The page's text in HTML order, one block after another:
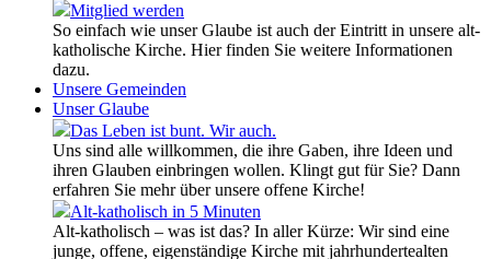
Mitglied werden
So einfach wie unser Glaube ist auch der Eintritt in unsere alt-
katholische Kirche. Hier finden Sie weitere Informationen
dazu.
Unsere Gemeinden
Unser Glaube
Das Leben ist bunt. Wir auch.
Uns sind alle willkommen, die ihre Gaben, ihre Ideen und
ihren Glauben einbringen wollen. Klingt gut für Sie? Dann
erfahren Sie mehr über unsere offene Kirche!
Alt-katholisch in 5 Minuten
Alt-katholisch – was ist das? In aller Kürze: Wir sind eine
junge, offene, eigenständige Kirche mit jahrhundertealten